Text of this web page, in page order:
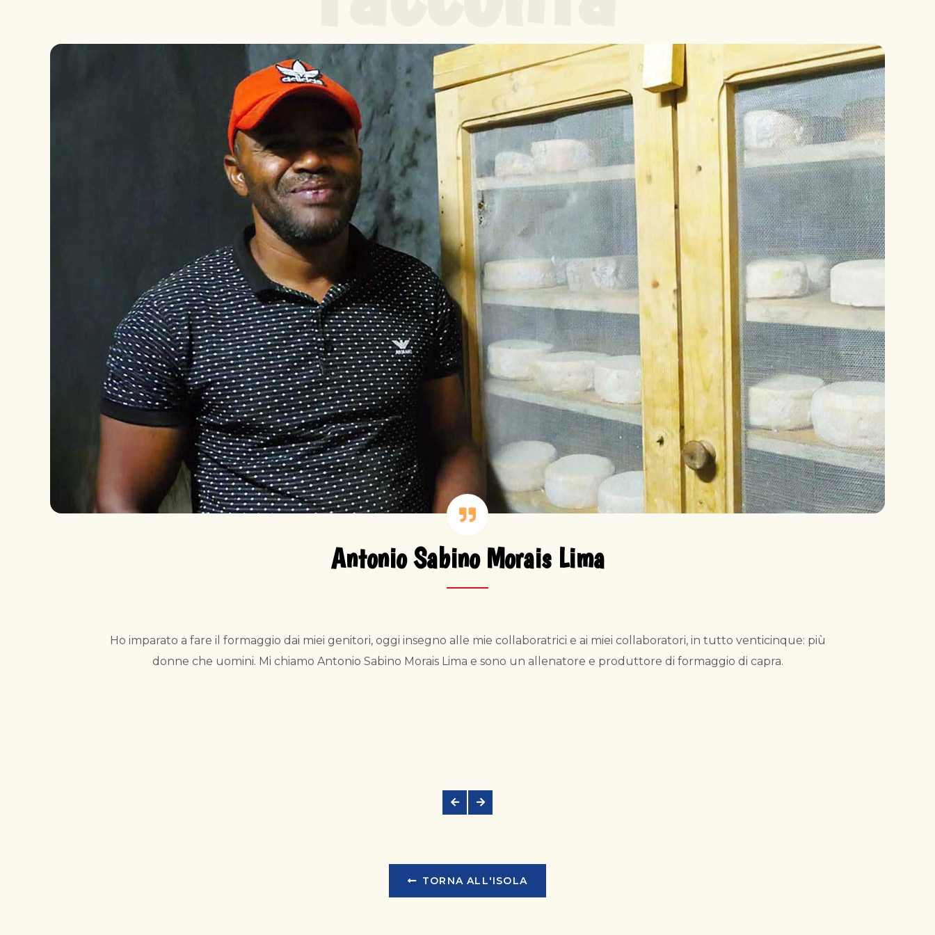
Antonio Sabino Morais Lima
Ho imparato a fare il formaggio dai miei genitori, oggi insegno alle mie collaboratrici e ai miei collaboratori, in tutto venticinque: più
donne che uomini. Mi chiamo Antonio Sabino Morais Lima e sono un allenatore e produttore di formaggio di capra.
TORNA ALL'ISOLA